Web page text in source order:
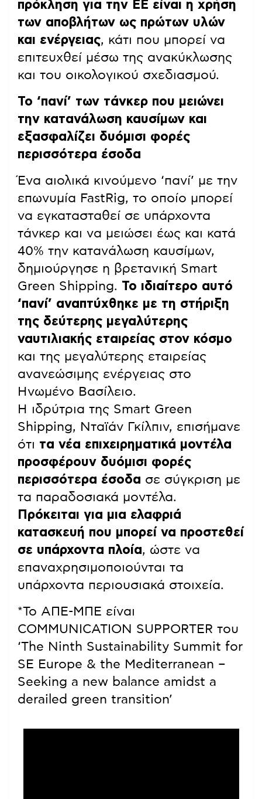
πρόκληση για την ΕΕ είναι η χρήση
των αποβλήτων ως πρώτων υλών
και ενέργειας, κάτι που μπορεί να
επιτευχθεί μέσω της ανακύκλωσης
και του οικολογικού σχεδιασμού.
Το ‘πανί’ των τάνκερ που μειώνει
την κατανάλωση καυσίμων και
εξασφαλίζει δυόμισι φορές
περισσότερα έσοδα
Ένα αιολικά κινούμενο ‘πανί’ με την
επωνυμία FastRig, το οποίο μπορεί
να εγκατασταθεί σε υπάρχοντα
τάνκερ και να μειώσει έως και κατά
40% την κατανάλωση καυσίμων,
δημιούργησε η βρετανική Smart
Green Shipping. Το ιδιαίτερο αυτό
‘πανί’ αναπτύχθηκε με τη στήριξη
της δεύτερης μεγαλύτερης
ναυτιλιακής εταιρείας στον κόσμο
και της μεγαλύτερης εταιρείας
ανανεώσιμης ενέργειας στο
Ηνωμένο Βασίλειο.
Η ιδρύτρια της Smart Green
Shipping, Νταϊάν Γκίλπιν, επισήμανε
ότι τα νέα επιχειρηματικά μοντέλα
προσφέρουν δυόμισι φορές
περισσότερα έσοδα σε σύγκριση με
τα παραδοσιακά μοντέλα.
Πρόκειται για μια ελαφριά
κατασκευή που μπορεί να προστεθεί
σε υπάρχοντα πλοία, ώστε να
επαναχρησιμοποιούνται τα
υπάρχοντα περιουσιακά στοιχεία.
*Το ΑΠΕ-ΜΠΕ είναι
COMMUNICATION SUPPORTER του
‘The Ninth Sustainability Summit for
SE Europe & the Mediterranean –
Seeking a new balance amidst a
derailed green transition’